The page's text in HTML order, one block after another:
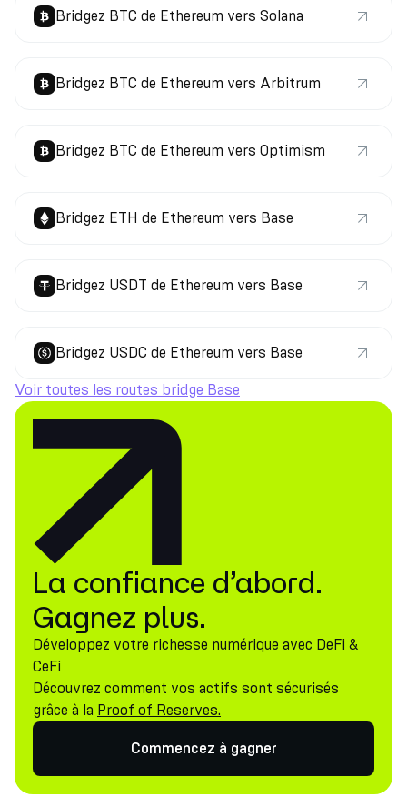
Bridgez BTC de Ethereum vers Solana
Bridgez BTC de Ethereum vers Arbitrum
Bridgez BTC de Ethereum vers Optimism
Bridgez ETH de Ethereum vers Base
Bridgez USDT de Ethereum vers Base
Bridgez USDC de Ethereum vers Base
Voir toutes les routes bridge Base
La confiance d’abord.
Gagnez plus.
Développez votre richesse numérique avec DeFi &
CeFi
Découvrez comment vos actifs sont sécurisés
grâce à la Proof of Reserves.
Commencez à gagner